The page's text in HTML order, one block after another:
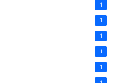
1
1
1
1
1